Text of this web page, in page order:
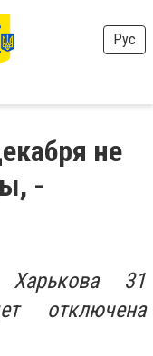
Рус
не
-
31
отключена